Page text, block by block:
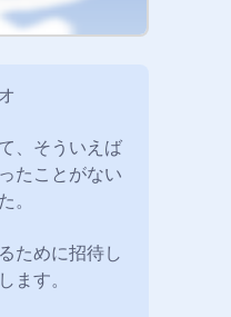
、そういえば
たことがない
。
ために招待し
ます。